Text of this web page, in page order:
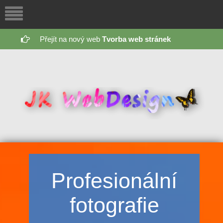
Přejít na nový webTvorba web stránek
Profesionální
fotografie